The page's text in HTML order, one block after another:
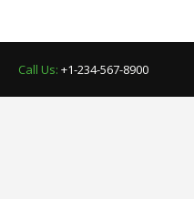
Call Us: +1-234-567-8900